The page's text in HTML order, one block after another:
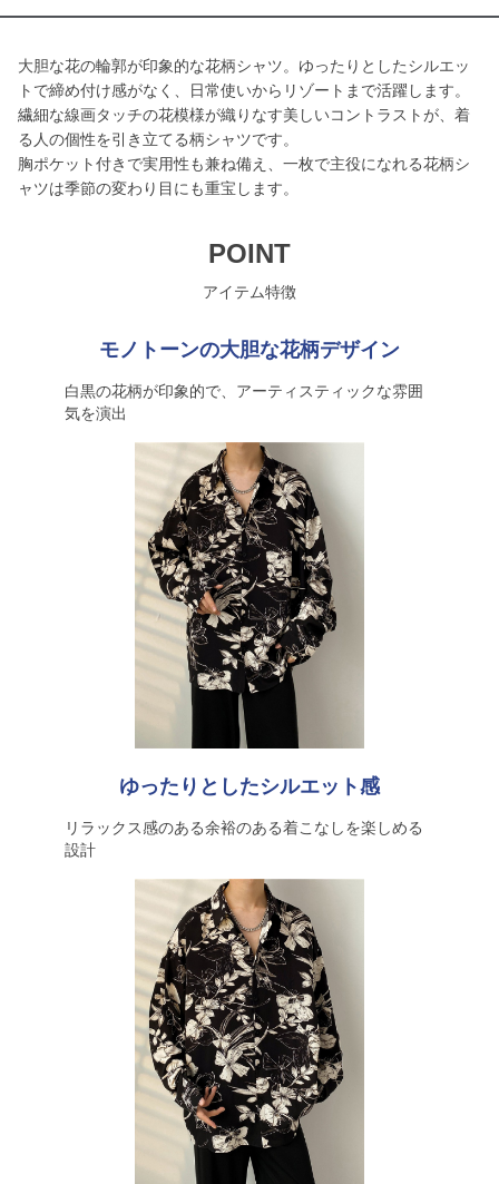
大胆な花の輪郭が印象的な花柄シャツ。ゆったりとしたシルエッ
トで締め付け感がなく、日常使いからリゾートまで活躍します。
繊細な線画タッチの花模様が織りなす美しいコントラストが、着
る人の個性を引き立てる柄シャツです。
胸ポケット付きで実用性も兼ね備え、一枚で主役になれる花柄シ
ャツは季節の変わり目にも重宝します。
POINT
アイテム特徴
モノトーンの大胆な花柄デザイン
白黒の花柄が印象的で、アーティスティックな雰囲
気を演出
ゆったりとしたシルエット感
リラックス感のある余裕のある着こなしを楽しめる
設計